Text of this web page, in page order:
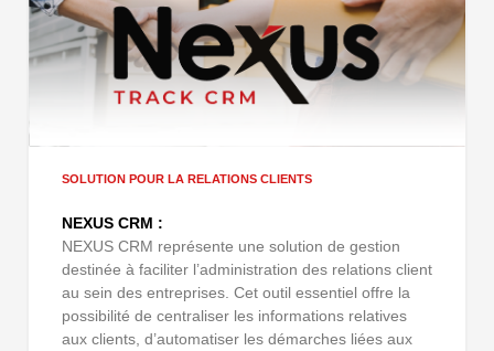
SOLUTION POUR LA RELATIONS CLIENTS
NEXUS CRM :
NEXUS CRM représente une solution de gestion
destinée à faciliter l’administration des relations client
au sein des entreprises. Cet outil essentiel offre la
possibilité de centraliser les informations relatives
aux clients, d’automatiser les démarches liées aux